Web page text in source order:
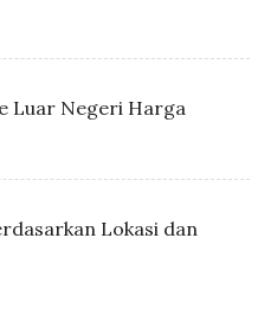
Luar Negeri Harga
Lokasi dan